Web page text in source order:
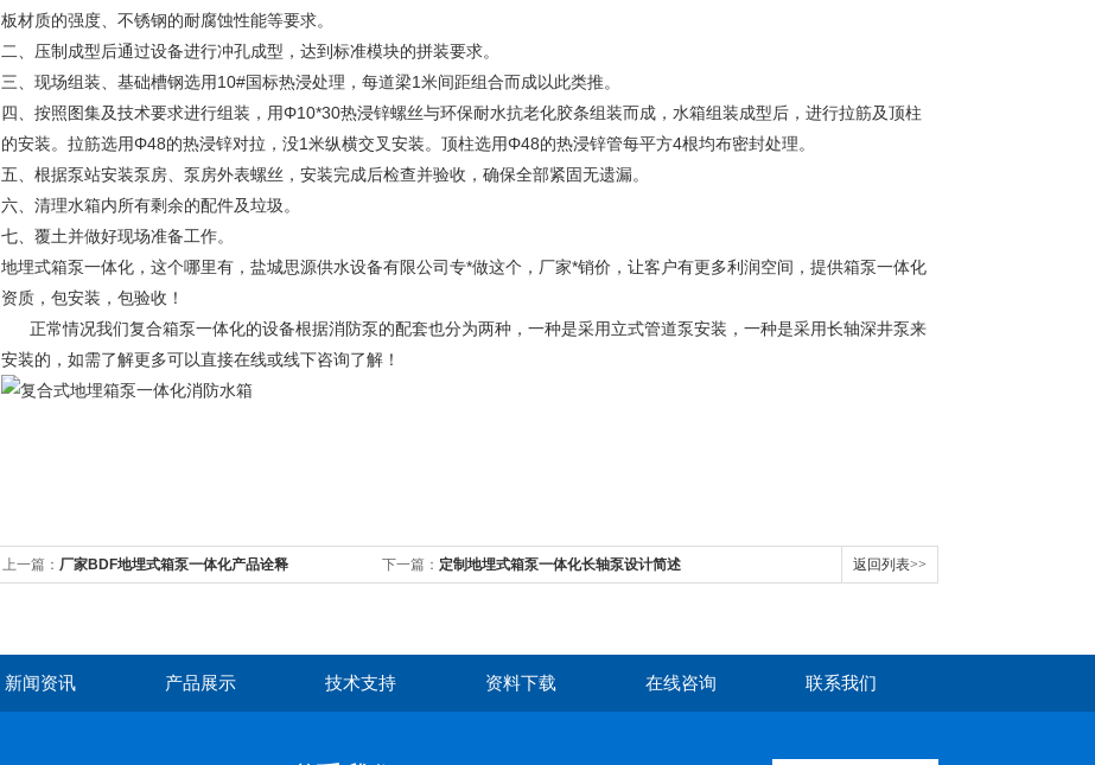
板材质的强度、不锈钢的耐腐蚀性能等要求。
二、压制成型后通过设备进行冲孔成型，达到标准模块的拼装要求。
三、现场组装、基础槽钢选用10#国标热浸处理，每道梁1米间距组合而成以此类推。
四、按照图集及技术要求进行组装，用Φ10*30热浸锌螺丝与环保耐水抗老化胶条组装而成，水箱组装成型后，进行拉筋及顶柱
的安装。拉筋选用Φ48的热浸锌对拉，没1米纵横交叉安装。顶柱选用Φ48的热浸锌管每平方4根均布密封处理。
五、根据泵站安装泵房、泵房外表螺丝，安装完成后检查并验收，确保全部紧固无遗漏。
六、清理水箱内所有剩余的配件及垃圾。
七、覆土并做好现场准备工作。
地埋式箱泵一体化，这个哪里有，盐城思源供水设备有限公司专*做这个，厂家*销价，让客户有更多利润空间，提供箱泵一体化
资质，包安装，包验收！
正常情况我们复合箱泵一体化的设备根据消防泵的配套也分为两种，一种是采用立式管道泵安装，一种是采用长轴深井泵来
安装的，如需了解更多可以直接在线或线下咨询了解！
上一篇： 厂家BDF地埋式箱泵一体化产品诠释 下一篇： 定制地埋式箱泵一体化长轴泵设计简述 返回列表>>
新闻资讯 产品展示 技术支持 资料下载 在线咨询 联系我们